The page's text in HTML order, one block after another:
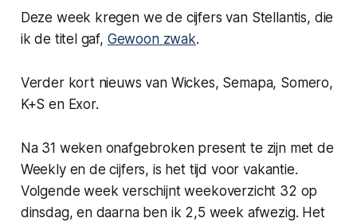
Deze week kregen we de cijfers van Stellantis, die
ik de titel gaf, Gewoon zwak.
Verder kort nieuws van Wickes, Semapa, Somero,
K+S en Exor.
Na 31 weken onafgebroken present te zijn met de
Weekly en de cijfers, is het tijd voor vakantie.
Volgende week verschijnt weekoverzicht 32 op
dinsdag, en daarna ben ik 2,5 week afwezig. Het